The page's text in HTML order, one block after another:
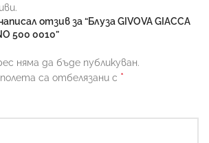
отзив за “Блуза GIVOVA GIACCA
500 0010”
няма да бъде публикуван.
са отбелязани с *